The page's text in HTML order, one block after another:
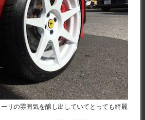
リの雰囲気を醸し出していてとっても綺麗